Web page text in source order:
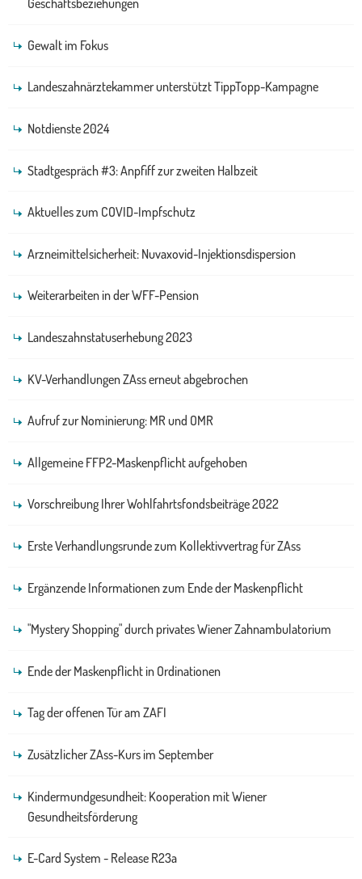
Geschäftsbeziehungen
Gewalt im Fokus
Landeszahnärztekammer unterstützt TippTopp-Kampagne
Notdienste 2024
Stadtgespräch #3: Anpfiff zur zweiten Halbzeit
Aktuelles zum COVID-Impfschutz
Arzneimittelsicherheit: Nuvaxovid-Injektionsdispersion
Weiterarbeiten in der WFF-Pension
Landeszahnstatuserhebung 2023
KV-Verhandlungen ZAss erneut abgebrochen
Aufruf zur Nominierung: MR und OMR
Allgemeine FFP2-Maskenpflicht aufgehoben
Vorschreibung Ihrer Wohlfahrtsfondsbeiträge 2022
Erste Verhandlungsrunde zum Kollektivvertrag für ZAss
Ergänzende Informationen zum Ende der Maskenpflicht
"Mystery Shopping" durch privates Wiener Zahnambulatorium
Ende der Maskenpflicht in Ordinationen
Tag der offenen Tür am ZAFI
Zusätzlicher ZAss-Kurs im September
Kindermundgesundheit: Kooperation mit Wiener
Gesundheitsförderung
E-Card System - Release R23a